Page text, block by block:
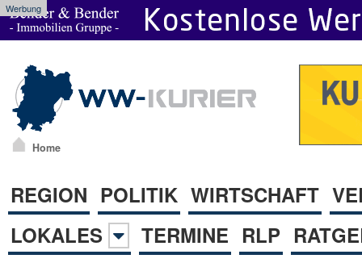
Werbung
Home
REGION POLITIK WIRTSCHAFT
LOKALES
TERMINE RLP